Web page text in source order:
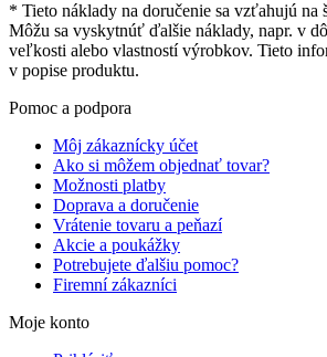
* Tieto náklady na doručenie sa vzťahujú na
Môžu sa vyskytnúť ďalšie náklady, napr. v
veľkosti alebo vlastností výrobkov. Tieto
v popise produktu.
Pomoc a podpora
Môj zákaznícky účet
Ako si môžem objednať tovar?
Možnosti platby
Doprava a doručenie
Vrátenie tovaru a peňazí
Akcie a poukážky
Potrebujete ďalšiu pomoc?
Firemní zákazníci
Moje konto